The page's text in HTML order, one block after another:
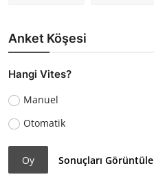
Anket Köşesi
Hangi Vites?
Manuel
Otomatik
Oy Sonuçları Görüntüle